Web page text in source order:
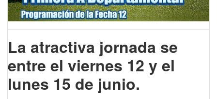
La atractiva jornada se
entre el viernes 12 y el
lunes 15 de junio.